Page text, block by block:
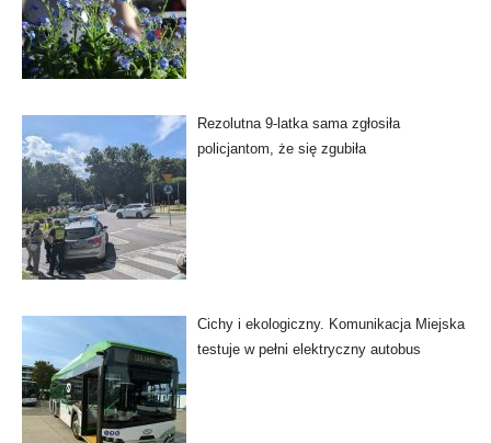
Rezolutna 9-latka sama zgłosiła
policjantom, że się zgubiła
Cichy i ekologiczny. Komunikacja Miejska
testuje w pełni elektryczny autobus